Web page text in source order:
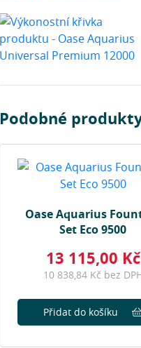
Podobné
Oase Aquarius
Set Eco 9500
13 115,00 Kč
10 838,84 Kč bez
Přidat do košíku